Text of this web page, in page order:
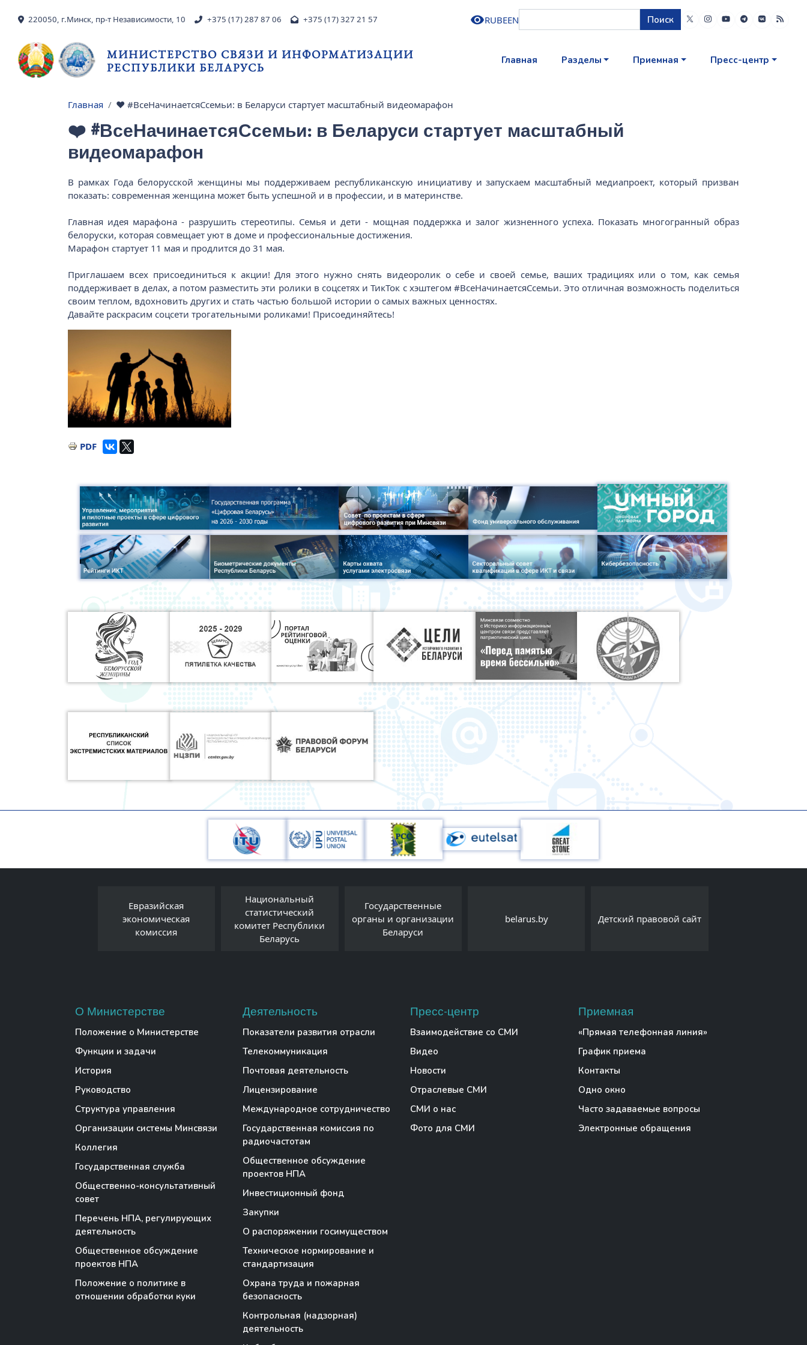
220050, г.Минск, пр-т Независимости, 10 +375 (17) 287 87 06 +375 (17) 327 21 57 RUBEEN Поиск
МИНИСТЕРСТВО СВЯЗИ И ИНФОРМАТИЗАЦИИ
РЕСПУБЛИКИ БЕЛАРУСЬ
Главная Разделы Приемная Пресс-центр
Строка навигации
Главная ❤️ #ВсеНачинаетсяСсемьи: в Беларуси стартует масштабный видеомарафон
❤️ #ВсеНачинаетсяСсемьи: в Беларуси стартует масштабный
видеомарафон
В рамках Года белорусской женщины мы поддерживаем республиканскую инициативу и запускаем масштабный медиапроект, который призван
показать: современная женщина может быть успешной и в профессии, и в материнстве.
Главная идея марафона - разрушить стереотипы. Семья и дети - мощная поддержка и залог жизненного успеха. Показать многогранный образ
белоруски, которая совмещает уют в доме и профессиональные достижения.
Марафон стартует 11 мая и продлится до 31 мая.
Приглашаем всех присоединиться к акции! Для этого нужно снять видеоролик о себе и своей семье, ваших традициях или о том, как семья
поддерживает в делах, а потом разместить эти ролики в соцсетях и ТикТок с хэштегом #ВсеНачинаетсяСсемьи. Это отличная возможность поделиться
своим теплом, вдохновить других и стать частью большой истории о самых важных ценностях.
Давайте раскрасим соцсети трогательными роликами! Присоединяйтесь!
PDF
статистический
комитет Республики
Беларусь
Государственные
органы и организации
Беларуси
belarus.by Детский правовой сайт
Export.by
О Министерстве
Положение о Министерстве
Функции и задачи
История
Руководство
Структура управления
Организации системы Минсвязи
Коллегия
Государственная служба
Общественно-консультативный
совет
Перечень НПА, регулирующих
деятельность
Общественное обсуждение
проектов НПА
Положение о политике в
отношении обработки куки
Деятельность
Показатели развития отрасли
Телекоммуникация
Почтовая деятельность
Лицензирование
Международное сотрудничество
Государственная комиссия по
радиочастотам
Общественное обсуждение
проектов НПА
Инвестиционный фонд
Закупки
О распоряжении госимуществом
Техническое нормирование и
стандартизация
Охрана труда и пожарная
безопасность
Контрольная (надзорная)
деятельность
Пресс-центр
Взаимодействие со СМИ
Видео
Новости
Отраслевые СМИ
СМИ о нас
Фото для СМИ
Приемная
«Прямая телефонная линия»
График приема
Контакты
Одно окно
Часто задаваемые вопросы
Электронные обращения